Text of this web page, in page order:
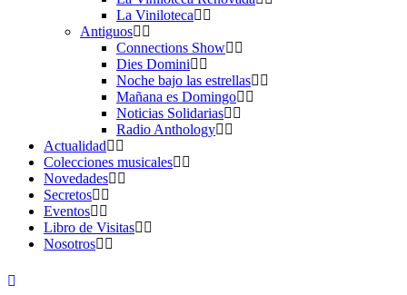
La Viniloteca
Antiguos
Connections Show
Dies Domini
Noche bajo las estrellas
Mañana es Domingo
Noticias Solidarias
Radio Anthology
Actualidad
Colecciones musicales
Novedades
Secretos
Eventos
Libro de Visitas
Nosotros